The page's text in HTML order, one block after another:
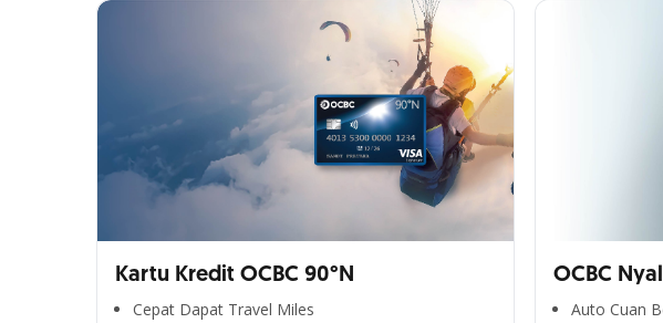
Kartu Kredit OCBC 90°N
Cepat Dapat Travel Miles
OCBC
Auto Cuan